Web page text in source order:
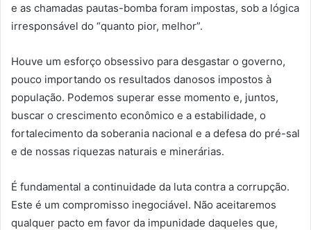
e as chamadas pautas-bomba foram impostas, sob a lógica
irresponsável do “quanto pior, melhor”.
Houve um esforço obsessivo para desgastar o governo,
pouco importando os resultados danosos impostos à
população. Podemos superar esse momento e, juntos,
buscar o crescimento econômico e a estabilidade, o
fortalecimento da soberania nacional e a defesa do pré-sal
e de nossas riquezas naturais e minerárias.
É fundamental a continuidade da luta contra a corrupção.
Este é um compromisso inegociável. Não aceitaremos
qualquer pacto em favor da impunidade daqueles que,